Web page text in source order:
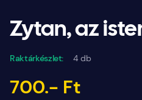
Zytan, az
Raktárkészlet: 4 db
700.- Ft